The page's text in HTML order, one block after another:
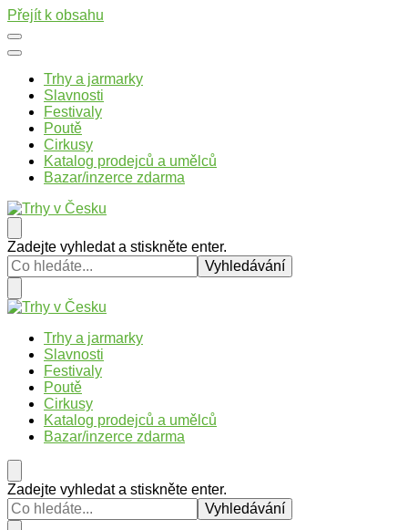
Přejít k obsahu
Trhy a jarmarky
Slavnosti
Festivaly
Poutě
Cirkusy
Katalog prodejců a umělců
Bazar/inzerce zdarma
Trhy v Česku
Trhy, jarmarky, slavnosti a poutě v České republice
Hledáte
něco
?
Zadejte vyhledat a stiskněte enter.
Trhy v Česku
Trhy, jarmarky, slavnosti a poutě v České republice
Trhy a jarmarky
Slavnosti
Festivaly
Poutě
Cirkusy
Katalog prodejců a umělců
Bazar/inzerce zdarma
Hledáte
něco
?
Zadejte vyhledat a stiskněte enter.